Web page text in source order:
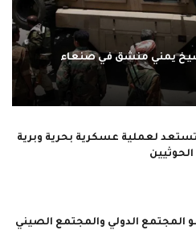
يمني منشق في صنعاء
لعملية عسكرية بحرية وبرية
المجتمع الدولي والمجتمع الصيني